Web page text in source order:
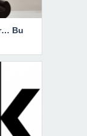
Bu